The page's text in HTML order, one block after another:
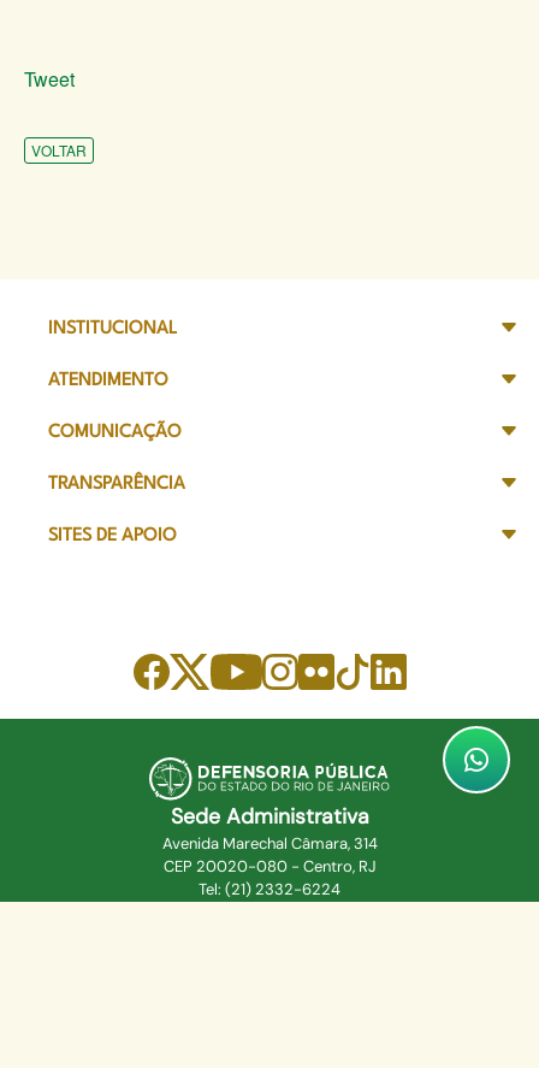
Tweet
VOLTAR
INSTITUCIONAL
ATENDIMENTO
COMUNICAÇÃO
TRANSPARÊNCIA
SITES DE APOIO
Sede Administrativa
Avenida Marechal Câmara, 314
CEP 20020-080 - Centro, RJ
Tel: (21) 2332-6224